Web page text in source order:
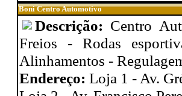
Boni Centro Automotivo
Descrição: Centro
Freios - Rodas
Alinhamentos -
Endereço: Loja 1 - Av.